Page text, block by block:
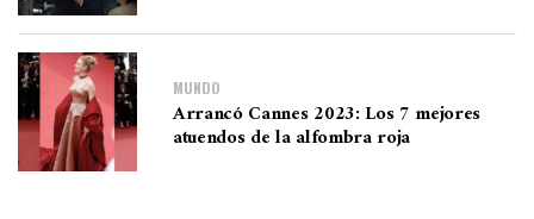
MUNDO
Arrancó Cannes 2023: Los 7 mejores
atuendos de la alfombra roja